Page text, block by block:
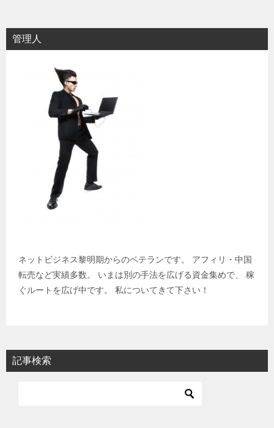
ビ
ゲ
管理人
ネットビジネス黎明期からのベテランです。 アフィリ・中国
転売など実績多数。 いまは別の手法を広げる資金集めで、 稼
ぐルートを広げ中です。 私についてきて下さい！
記事検索